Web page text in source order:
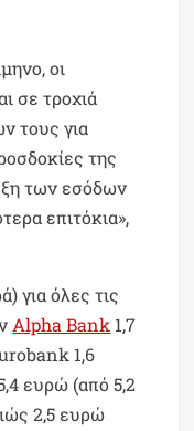
οι
σε τροχιά
τους για
της
των εσόδων
επιτόκια»,
για όλες τις
Alpha Bank 1,7
1,6
ευρώ (από 5,2
2,5 ευρώ